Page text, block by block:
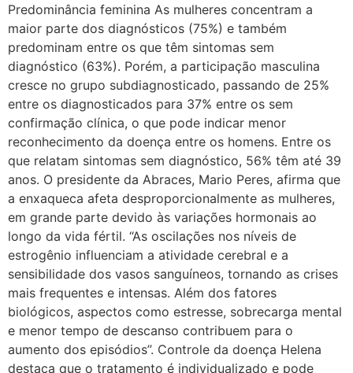
Predominância feminina As mulheres concentram a
maior parte dos diagnósticos (75%) e também
predominam entre os que têm sintomas sem
diagnóstico (63%). Porém, a participação masculina
cresce no grupo subdiagnosticado, passando de 25%
entre os diagnosticados para 37% entre os sem
confirmação clínica, o que pode indicar menor
reconhecimento da doença entre os homens. Entre os
que relatam sintomas sem diagnóstico, 56% têm até 39
anos. O presidente da Abraces, Mario Peres, afirma que
a enxaqueca afeta desproporcionalmente as mulheres,
em grande parte devido às variações hormonais ao
longo da vida fértil. “As oscilações nos níveis de
estrogênio influenciam a atividade cerebral e a
sensibilidade dos vasos sanguíneos, tornando as crises
mais frequentes e intensas. Além dos fatores
biológicos, aspectos como estresse, sobrecarga mental
e menor tempo de descanso contribuem para o
aumento dos episódios”. Controle da doença Helena
destaca que o tratamento é individualizado e pode